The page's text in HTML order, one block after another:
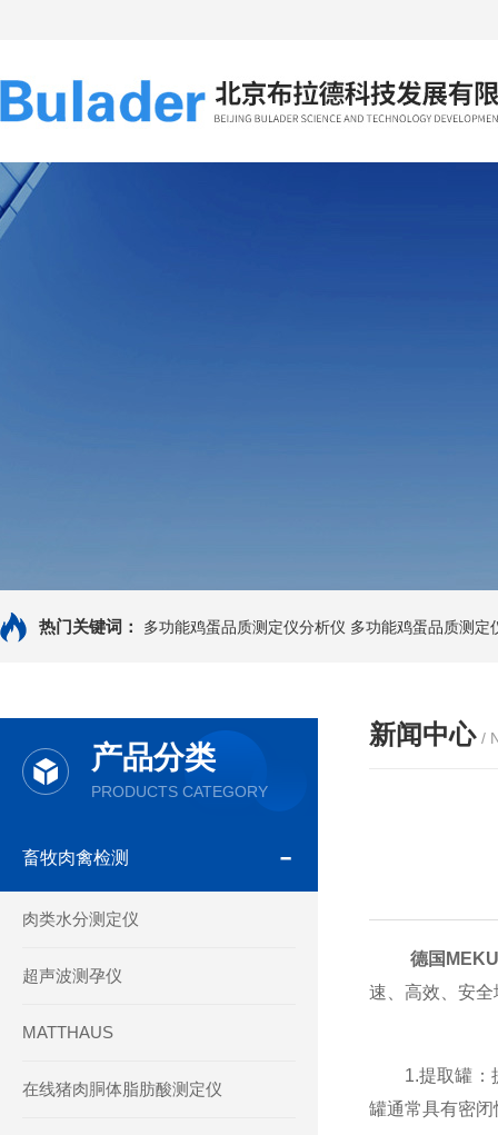
热门关键词： 多功能鸡蛋品质测定仪分析仪 多功能鸡蛋品质测定
产品分类
PRODUCTS CATEGORY
畜牧肉禽检测
肉类水分测定仪
超声波测孕仪
MATTHAUS
在线猪肉胴体脂肪酸测定仪
新闻中心 /
德国
速、高效、安
1.提取罐：提
罐通常具有密